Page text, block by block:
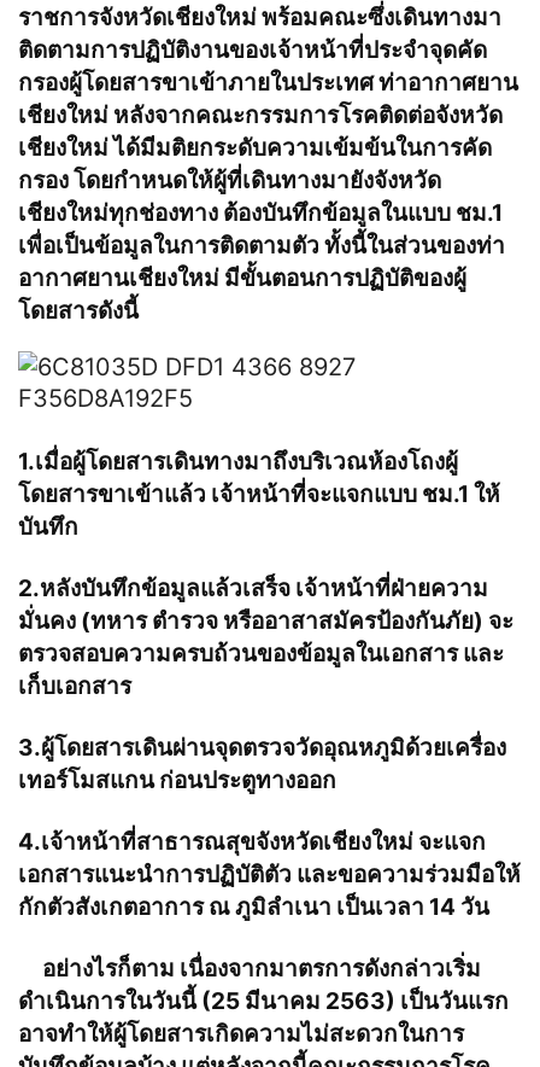
ราชการจังหวัดเชียงใหม่ พร้อมคณะซึ่งเดินทางมา
ติดตามการปฏิบัติงานของเจ้าหน้าที่ประจำจุดคัด
กรองผู้โดยสารขาเข้าภายในประเทศ ท่าอากาศยาน
เชียงใหม่ หลังจากคณะกรรมการโรคติดต่อจังหวัด
เชียงใหม่ ได้มีมติยกระดับความเข้มข้นในการคัด
กรอง โดยกำหนดให้ผู้ที่เดินทางมายังจังหวัด
เชียงใหม่ทุกช่องทาง ต้องบันทึกข้อมูลในแบบ ชม.1
เพื่อเป็นข้อมูลในการติดตามตัว ทั้งนี้ในส่วนของท่า
อากาศยานเชียงใหม่ มีขั้นตอนการปฏิบัติของผู้
โดยสารดังนี้
1.เมื่อผู้โดยสารเดินทางมาถึงบริเวณห้องโถงผู้
โดยสารขาเข้าแล้ว เจ้าหน้าที่จะแจกแบบ ชม.1 ให้
บันทึก
2.หลังบันทึกข้อมูลแล้วเสร็จ เจ้าหน้าที่ฝ่ายความ
มั่นคง (ทหาร ตำรวจ หรืออาสาสมัครป้องกันภัย) จะ
ตรวจสอบความครบถ้วนของข้อมูลในเอกสาร และ
เก็บเอกสาร
3.ผู้โดยสารเดินผ่านจุดตรวจวัดอุณหภูมิด้วยเครื่อง
เทอร์โมสแกน ก่อนประตูทางออก
4.เจ้าหน้าที่สาธารณสุขจังหวัดเชียงใหม่ จะแจก
เอกสารแนะนำการปฏิบัติตัว และขอความร่วมมือให้
กักตัวสังเกตอาการ ณ ภูมิลำเนา เป็นเวลา 14 วัน
อย่างไรก็ตาม เนื่องจากมาตรการดังกล่าวเริ่ม
ดำเนินการในวันนี้ (25 มีนาคม 2563) เป็นวันแรก
อาจทำให้ผู้โดยสารเกิดความไม่สะดวกในการ